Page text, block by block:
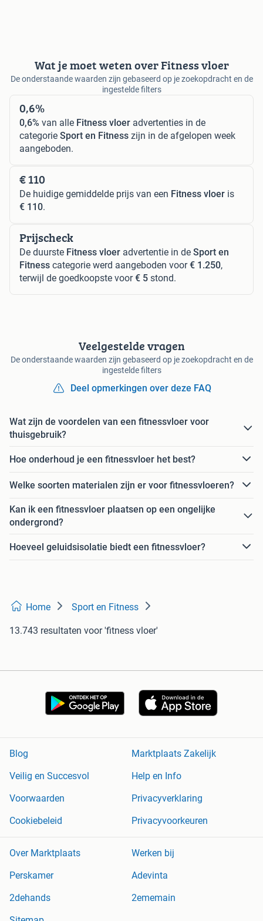
Wat je moet weten over Fitness vloer
De onderstaande waarden zijn gebaseerd op je zoekopdracht en de
ingestelde filters
0,6%
0,6% van alle Fitness vloer advertenties in de
categorie Sport en Fitness zijn in de afgelopen week
aangeboden.
€ 110
De huidige gemiddelde prijs van een Fitness vloer is
€ 110.
Prijscheck
De duurste Fitness vloer advertentie in de Sport en
Fitness categorie werd aangeboden voor€ 1.250,
terwijl de goedkoopste voor€ 5 stond.
Veelgestelde vragen
De onderstaande waarden zijn gebaseerd op je zoekopdracht en de
ingestelde filters
Deel opmerkingen over deze FAQ
Wat zijn de voordelen van een fitnessvloer voor
thuisgebruik?
Hoe onderhoud je een fitnessvloer het best?
Welke soorten materialen zijn er voor fitnessvloeren?
Kan ik een fitnessvloer plaatsen op een ongelijke
ondergrond?
Hoeveel geluidsisolatie biedt een fitnessvloer?
Home Sport en Fitness
13.743 resultaten voor 'fitness vloer'
Blog
Marktplaats Zakelijk
Veilig en Succesvol
Help en Info
Voorwaarden
Privacyverklaring
Cookiebeleid
Privacyvoorkeuren
Over Marktplaats
Werken bij
Perskamer
Adevinta
2dehands
2ememain